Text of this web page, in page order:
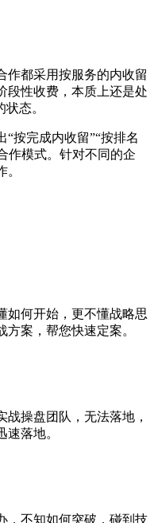
作都采用按服务的内收留
段性收费，本质上还是处
态。
按完成内收留”“按排名
作模式。针对不同的企
如何开始，更不懂战略思
案，帮您快速定案。
操盘团队，无法落地，
落地。
，不知如何突破，碰到技